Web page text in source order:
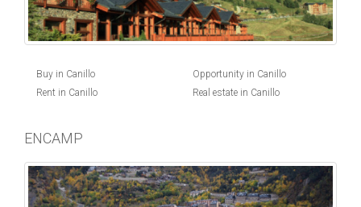
Buy in Canillo
Rent in Canillo
Opportunity in Canillo
Real estate in Canillo
ENCAMP